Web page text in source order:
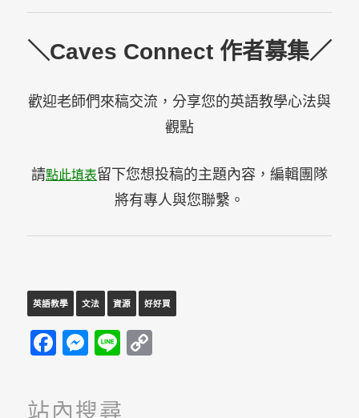
＼Caves Connect 作者募集／
歡迎老師們來稿交流，分享您的英語教學心法與
觀點
請點此填表留下您想投稿的主題內容，編輯團隊
將有專人與您聯繫。
Facebook
Messenger
Line
英語教學 文法 資源 好好買
站內搜尋